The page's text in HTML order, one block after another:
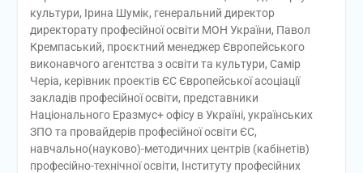
культури, Ірина Шумік, генеральний директор
директорату професійної освіти МОН України, Павол
Кремпаський, проєктний менеджер Європейського
виконавчого агентства з освіти та культури, Самір
Черіа, керівник проектів ЄС Європейської асоціації
закладів професійної освіти, представники
Національного Еразмус+ офісу в Україні, українських
ЗПО та провайдерів професійної освіти ЄС,
навчально(науково)-методичних центрів (кабінетів)
професійно-технічної освіти, Інституту професійних